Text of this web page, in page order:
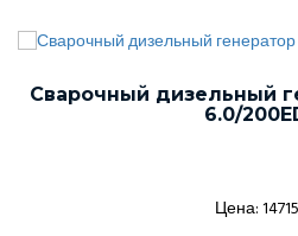
Сварочный дизельный
6.0/
Цена: